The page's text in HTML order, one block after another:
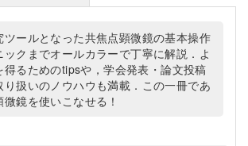
ツールとなった共焦点顕微鏡の基本操作
クまでオールカラーで丁寧に解説．よ
得るためのtipsや，学会発表・論文投稿
り扱いのノウハウも満載．この一冊であ
鏡を使いこなせる！